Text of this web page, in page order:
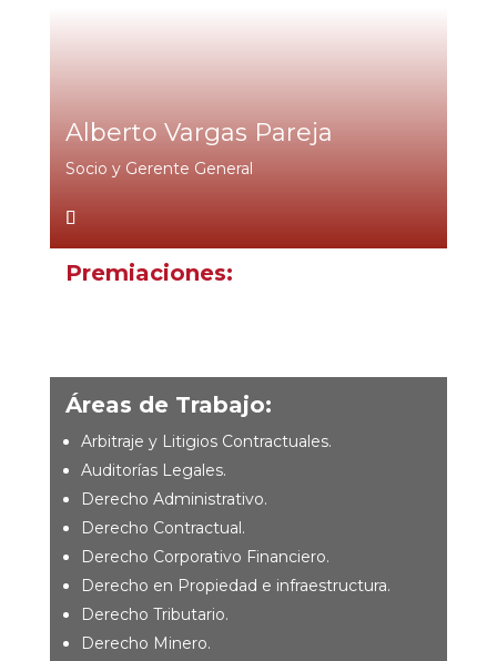
Alberto Vargas Pareja
Socio y Gerente General
Premiaciones:
Áreas de Trabajo:
Arbitraje y Litigios Contractuales.
Auditorías Legales.
Derecho Administrativo.
Derecho Contractual.
Derecho Corporativo Financiero.
Derecho en Propiedad e infraestructura.
Derecho Tributario.
Derecho Minero.